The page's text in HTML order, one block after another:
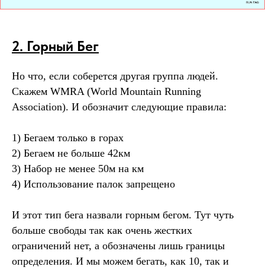
2. Горный Бег
Но что, если соберется другая группа людей.
Скажем WMRA (World Mountain Running
Association). И обозначит следующие правила:
1) Бегаем только в горах
2) Бегаем не больше 42км
3) Набор не менее 50м на км
4) Использование палок запрещено
И этот тип бега назвали горным бегом. Тут чуть
больше свободы так как очень жестких
ограничений нет, а обозначены лишь границы
определения. И мы можем бегать, как 10, так и